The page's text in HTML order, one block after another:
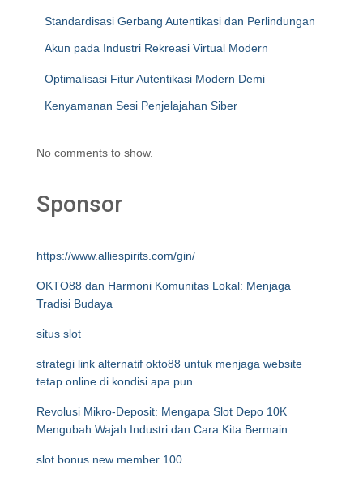
Standardisasi Gerbang Autentikasi dan Perlindungan
Akun pada Industri Rekreasi Virtual Modern
Optimalisasi Fitur Autentikasi Modern Demi
Kenyamanan Sesi Penjelajahan Siber
No comments to show.
Sponsor
https://www.alliespirits.com/gin/
OKTO88 dan Harmoni Komunitas Lokal: Menjaga
Tradisi Budaya
situs slot
strategi link alternatif okto88 untuk menjaga website
tetap online di kondisi apa pun
Revolusi Mikro-Deposit: Mengapa Slot Depo 10K
Mengubah Wajah Industri dan Cara Kita Bermain
slot bonus new member 100